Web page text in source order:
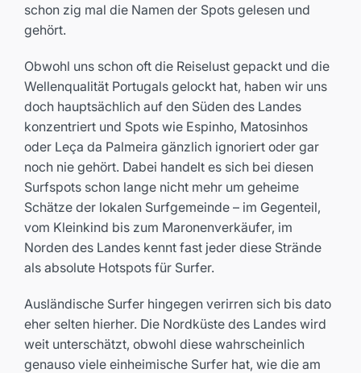
schon zig mal die Namen der Spots gelesen und
gehört.
Obwohl uns schon oft die Reiselust gepackt und die
Wellenqualität Portugals gelockt hat, haben wir uns
doch hauptsächlich auf den Süden des Landes
konzentriert und Spots wie Espinho, Matosinhos
oder Leça da Palmeira gänzlich ignoriert oder gar
noch nie gehört. Dabei handelt es sich bei diesen
Surfspots schon lange nicht mehr um geheime
Schätze der lokalen Surfgemeinde – im Gegenteil,
vom Kleinkind bis zum Maronenverkäufer, im
Norden des Landes kennt fast jeder diese Strände
als absolute Hotspots für Surfer.
Ausländische Surfer hingegen verirren sich bis dato
eher selten hierher. Die Nordküste des Landes wird
weit unterschätzt, obwohl diese wahrscheinlich
genauso viele einheimische Surfer hat, wie die am